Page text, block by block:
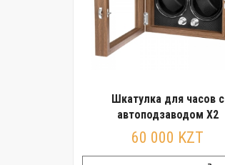
Шкатулка для часов с
автоподзаводом X2
60 000 KZT